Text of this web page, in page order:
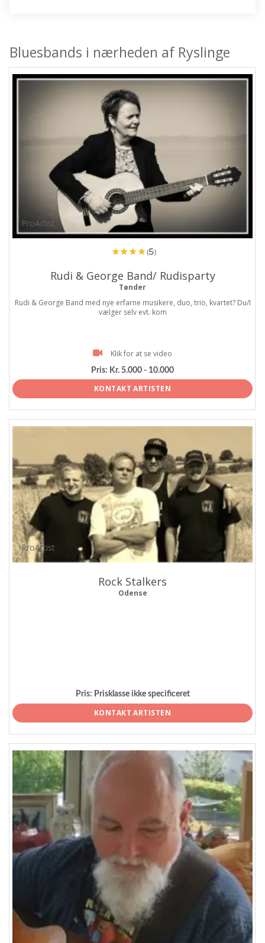
Bluesbands i nærheden af Ryslinge
ProArtist
(5)
Rudi & George Band/ Rudisparty
Tønder
Rudi & George Band med nye erfarne musikere, duo, trio, kvartet? Du/I
vælger selv evt. kom
Klik for at se video
Pris: Kr. 5.000 - 10.000
KONTAKT ARTISTEN
ProArtist
Rock Stalkers
Odense
Pris: Prisklasse ikke specificeret
KONTAKT ARTISTEN
ProArtist